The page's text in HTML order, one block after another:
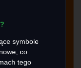
symbole
co
tego